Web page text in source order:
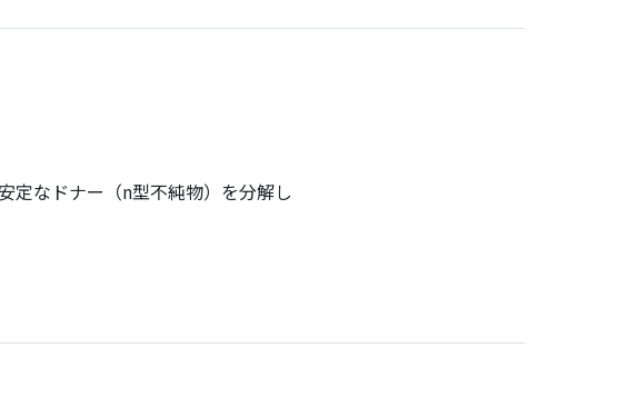
定なドナー（n型不純物）を分解し